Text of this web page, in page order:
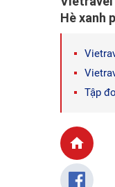
Hè xanh
Tập